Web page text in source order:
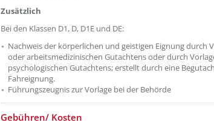
Zusätzlich
Bei den Klassen D1, D, D1E und DE:
Nachweis der körperlichen und geistigen Eignung durch
oder arbeitsmedizinischen Gutachtens oder durch
psychologischen Gutachtens; erstellt durch eine
Fahreignung.
Führungszeugnis zur Vorlage bei der Behörde
Gebühren/ Kosten